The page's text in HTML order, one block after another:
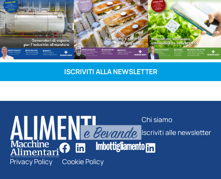
ISCRIVITI ALLA NEWSLETTER
Chi siamo
Iscriviti alle newsletter
Privacy Policy Cookie Policy